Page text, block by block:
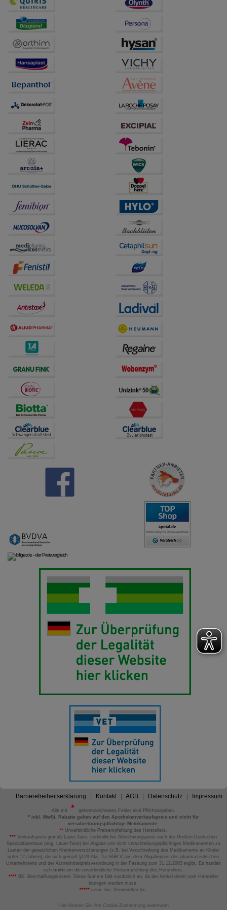
Website weiter für Sie optimieren können, den Inhalt
auf unserer Website aber auch die Werbung auf
Drittseiten möglichst relevant für Sie zu gestalten.
Dritte wie z.B. Google oder soziale Medien
übertragen werden.
Barrierefreiheitserklärung Kontakt AGB Datenschutz Impressum
Alle mit
gekennzeichneten Felder sind Pflichtangaben.
*inkl. MwSt. Rabatte gelten auf den Apothekenverkaufspreis und nicht für
verschreibungspflichtige Medikamente.
** Unverbindliche Preisempfehlung des Herstellers.
*** Verkaufspreis gemäß Lauer-Taxe; verbindlicher Abrechnungspreis nach der Großen Deutschen
Spezialitätentaxe (sog. Lauer-Taxe) bei Abgabe von nicht verschreibungspflichtigen Medikamenten zu
Lasten der gesetzlichen Krankenversicherungen (z.B. bei Verschreibung des Medikaments an Kinder
unter 12 Jahren), die sich gemäß §129 Abs. 5a SGB V aus dem Abgabepreis des pharmazeutischen
Unternehmens und der Arzneimittelpreisverordnung in der Fassung zum 31.12.2003 ergibt. Es handelt
sich nicht um die unverbindliche Preisempfehlung des Herstellers.
****BK: Beschaffungskosten. Diese Summe fällt zusätzlich an, da der Artikel direkt vom Hersteller
bezogen werden muss.
*****verw. bis: Verwendbar bis.
Hier können Sie Ihre Cookie-Zustimmung widerrufen